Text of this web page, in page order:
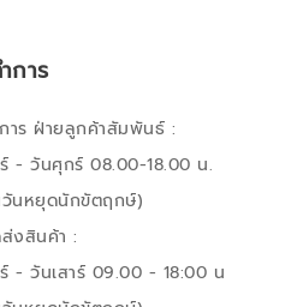
การ
การ ฝ่ายลูกค้าสัมพันธ์ :
- วันศุกร์ 08.00-18.00 น.
วันหยุดนักขัตฤกษ์)
ส่งสินค้า :
- วันเสาร์ 09.00 - 18:00 น